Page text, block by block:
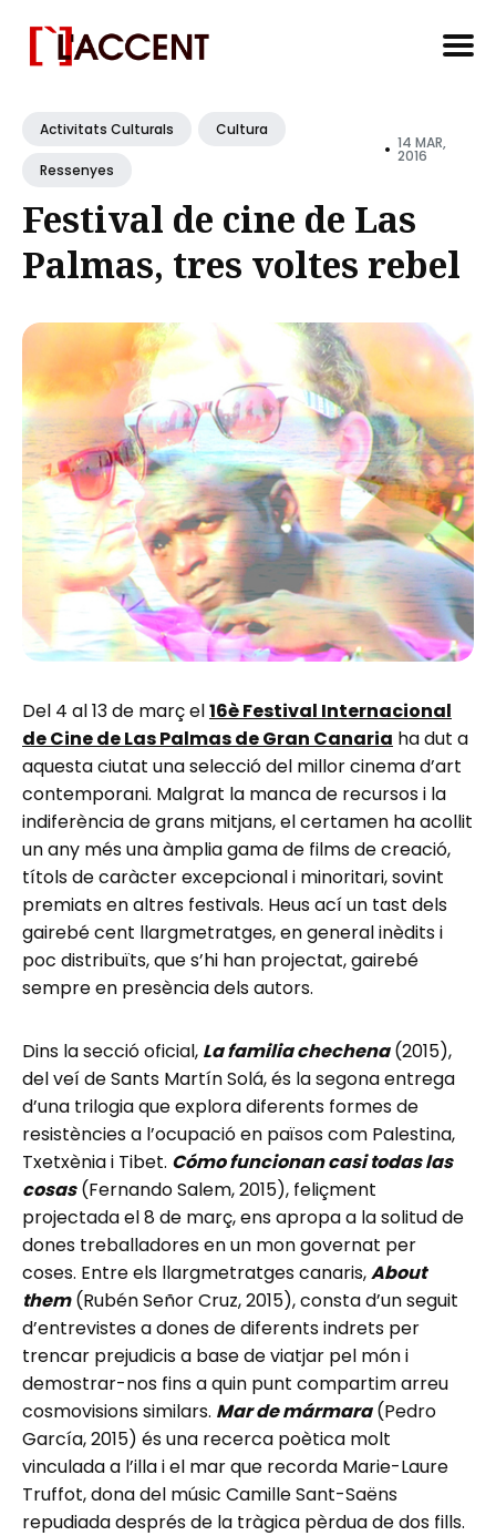
forActivitats Culturals Cultura
Ressenyes
• 14 MAR,
2016
Festival de cine de Las
Palmas, tres voltes rebel
Del 4 al 13 de març el16è Festival Internacional
de Cine de Las Palmas de Gran Canaria ha dut a
aquesta ciutat una selecció del millor cinema d’art
contemporani. Malgrat la manca de recursos i la
indiferència de grans mitjans, el certamen ha acollit
un any més una àmplia gama de films de creació,
títols de caràcter excepcional i minoritari, sovint
premiats en altres festivals. Heus ací un tast dels
gairebé cent llargmetratges, en general inèdits i
poc distribuïts, que s’hi han projectat, gairebé
sempre en presència dels autors.
Dins la secció oficial, La familia chechena(2015),
del veí de Sants Martín Solá, és la segona entrega
d’una trilogia que explora diferents formes de
resistències a l’ocupació en països com Palestina,
Txetxènia i Tibet. Cómo funcionan casi todas las
cosas(Fernando Salem, 2015), feliçment
projectada el 8 de març, ens apropa a la solitud de
dones treballadores en un mon governat per
coses. Entre els llargmetratges canaris,About
them(Rubén Señor Cruz, 2015), consta d’un seguit
d’entrevistes a dones de diferents indrets per
trencar prejudicis a base de viatjar pel món i
demostrar-nos fins a quin punt compartim arreu
cosmovisions similars. Mar de mármara(Pedro
García, 2015) és una recerca poètica molt
vinculada a l’illa i el mar que recorda Marie-Laure
Truffot, dona del músic Camille Sant-Saëns
repudiada després de la tràgica pèrdua de dos fills.